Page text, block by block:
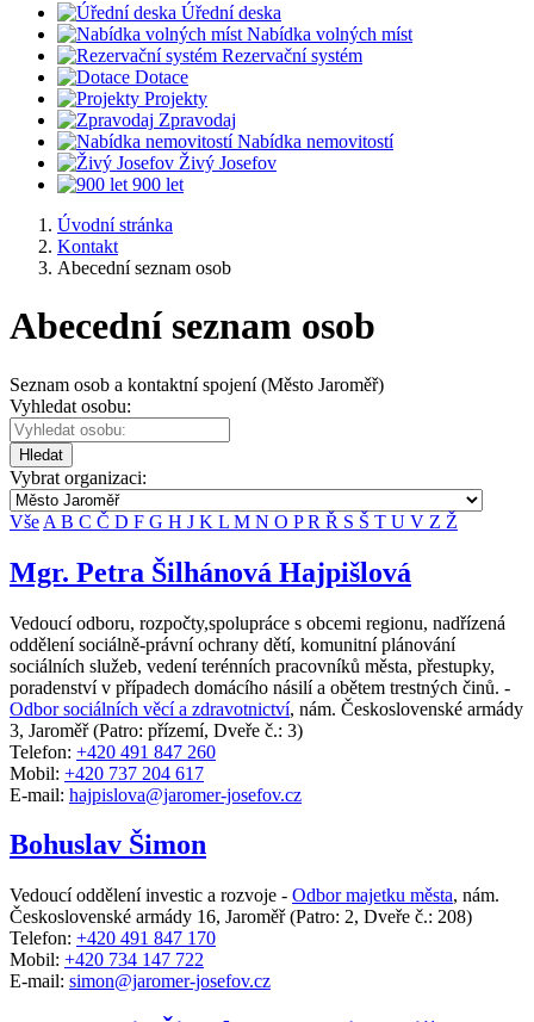
Úřední deska
Nabídka volných míst
Rezervační systém
Dotace
Projekty
Zpravodaj
Nabídka nemovitostí
Živý Josefov
900 let
Úvodní stránka
Kontakt
Abecední seznam osob
Abecední seznam osob
Seznam osob a kontaktní spojení (Město Jaroměř)
Vyhledat osobu:
Hledat
Vybrat organizaci:
Vše A B C Č D F G H J K L M N O PR Ř S Š T U V Z Ž
Mgr. Petra Šilhánová Hajpišlová
Vedoucí odboru, rozpočty,spolupráce s obcemi regionu, nadřízená
oddělení sociálně-právní ochrany dětí, komunitní plánování
sociálních služeb, vedení terénních pracovníků města, přestupky,
poradenství v případech domácího násilí a obětem trestných činů. -
Odbor sociálních věcí a zdravotnictví, nám. Československé armády
3, Jaroměř(Patro: přízemí, Dveře č.: 3)
Telefon: +420 491 847 260
Mobil: +420 737 204 617
E-mail: hajpislova@jaromer-josefov.cz
Bohuslav Šimon
Vedoucí oddělení investic a rozvoje - Odbor majetku města, nám.
Československé armády 16, Jaroměř(Patro: 2, Dveře č.: 208)
Telefon: +420 491 847 170
Mobil: +420 734 147 722
E-mail: simon@jaromer-josefov.cz